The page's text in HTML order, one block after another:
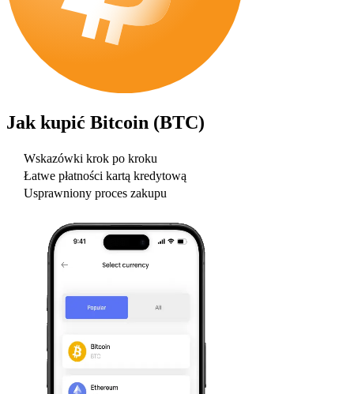
Jak kupić Bitcoin (BTC)
Wskazówki krok po kroku
Łatwe płatności kartą kredytową
Usprawniony proces zakupu